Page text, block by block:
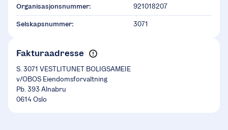
Organisasjonsnummer: 921018207
Selskapsnummer: 3071
Fakturaadresse
S. 3071 VESTLITUNET BOLIGSAMEIE
v/OBOS Eiendomsforvaltning
Pb. 393 Alnabru
0614 Oslo